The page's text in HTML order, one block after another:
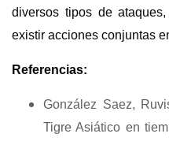
diversos tipos de
existir acciones conjuntas
Referencias:
González Saez,
Tigre Asiático en